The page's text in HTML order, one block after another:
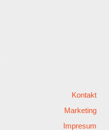
Kontakt
Marketing
Impresum